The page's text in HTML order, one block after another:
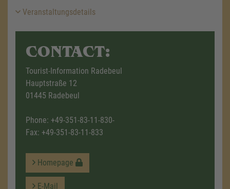
Veranstaltungsdetails
CONTACT:
Tourist-Information Radebeul
Hauptstraße 12
01445 Radebeul
Phone: +49-351-83-11-830-
Fax: +49-351-83-11-833
Homepage
E-Mail